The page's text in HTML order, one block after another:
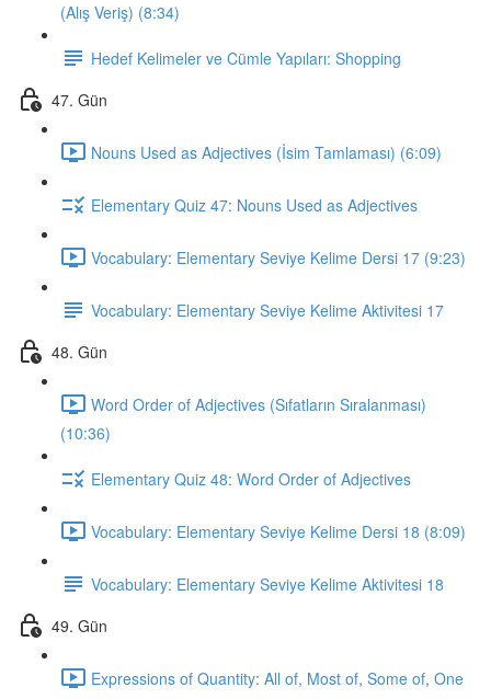
(Alış Veriş) (8:34)
Hedef Kelimeler ve Cümle Yapıları: Shopping
47. Gün
Nouns Used as Adjectives (İsim Tamlaması) (6:09)
Elementary Quiz 47: Nouns Used as Adjectives
Vocabulary: Elementary Seviye Kelime Dersi 17 (9:23)
Vocabulary: Elementary Seviye Kelime Aktivitesi 17
48. Gün
Word Order of Adjectives (Sıfatların Sıralanması)
(10:36)
Elementary Quiz 48: Word Order of Adjectives
Vocabulary: Elementary Seviye Kelime Dersi 18 (8:09)
Vocabulary: Elementary Seviye Kelime Aktivitesi 18
49. Gün
Expressions of Quantity: All of, Most of, Some of, One